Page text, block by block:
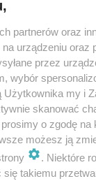
partnerów oraz
urządzeniu
przez
wybór
Użytkownika my i
skanować
o zgodę na
możesz ją
. Niektóre
takiemu